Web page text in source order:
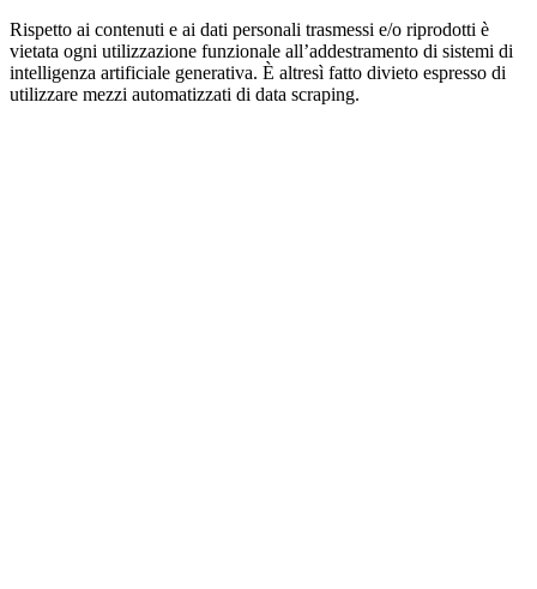
Rispetto ai contenuti e ai dati personali trasmessi e/o riprodotti è
vietata ogni utilizzazione funzionale all’addestramento di sistemi di
intelligenza artificiale generativa. È altresì fatto divieto espresso di
utilizzare mezzi automatizzati di data scraping.